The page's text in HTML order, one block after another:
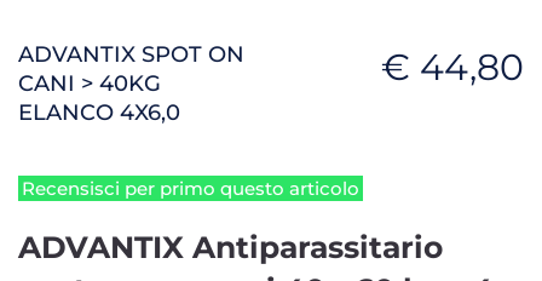
ADVANTIX SPOT ON
CANI > 40KG
ELANCO 4X6,0
€ 44,80
Recensisci per primo questo articolo
ADVANTIX Antiparassitario